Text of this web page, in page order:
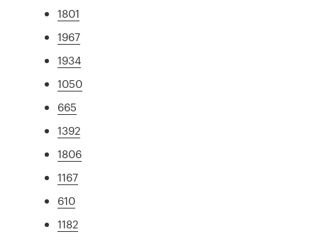
1801
1967
1934
1050
665
1392
1806
1167
610
1182